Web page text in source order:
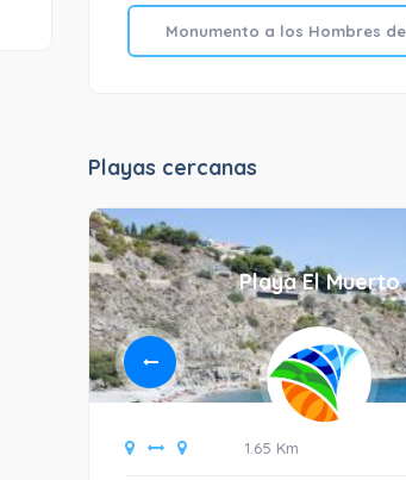
Monumento a los Hombres
Playas cercanas
Playa El Muerto
1.65 Km